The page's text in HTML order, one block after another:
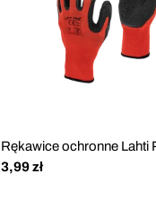
Rękawice ochronne Lahti
Cena
3,99 zł